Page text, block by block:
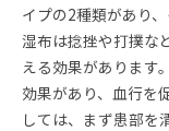
イプの2種類があり
湿布は捻挫や打撲な
える効果があります
効果があり、血行を
しては、まず患部を